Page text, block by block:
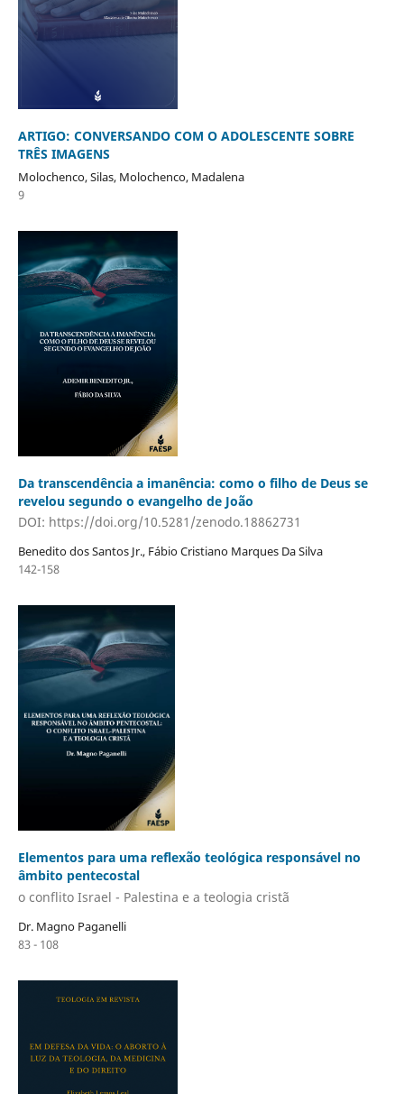
ARTIGO: CONVERSANDO COM O ADOLESCENTE SOBRE
TRÊS IMAGENS
Molochenco, Silas, Molochenco, Madalena
9
Da transcendência a imanência: como o filho de Deus se
revelou segundo o evangelho de João
DOI: https://doi.org/10.5281/zenodo.18862731
Benedito dos Santos Jr., Fábio Cristiano Marques Da Silva
142-158
Elementos para uma reflexão teológica responsável no
âmbito pentecostal
o conflito Israel - Palestina e a teologia cristã
Dr. Magno Paganelli
83 - 108